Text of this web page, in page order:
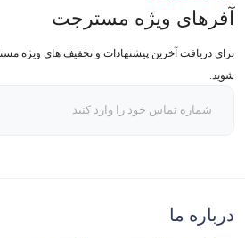
آفرهای ویژه مسترجت
برای دریافت آخرین پیشنهادات و تخفیف های ویژه
شوید.
درباره ما